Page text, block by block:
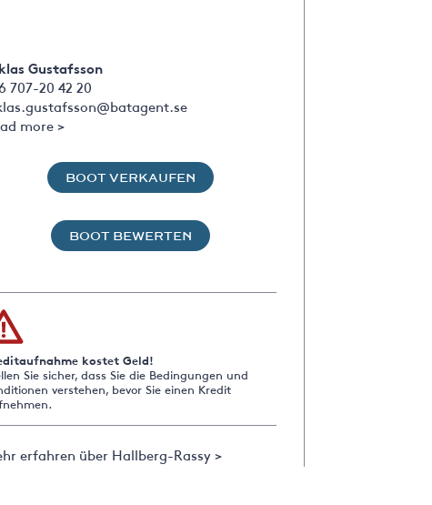
Gustafsson
707-20 42 20
more >
BOOT VERKAUFEN
BOOT BEWERTEN
kostet Geld!
Sie sicher, dass Sie die Bedingungen und
verstehen, bevor Sie einen Kredit
erfahren über Hallberg-Rassy >